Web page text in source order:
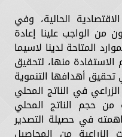
الحالية، وفي
من الواجب علينا إعادة
المتاحة لدينا لاسيما
منها، لتحقيق
أهدافها التنموية
في الناتج المحلي
في المائة من حجم الناتج المحلي
في حصيلة التصدير